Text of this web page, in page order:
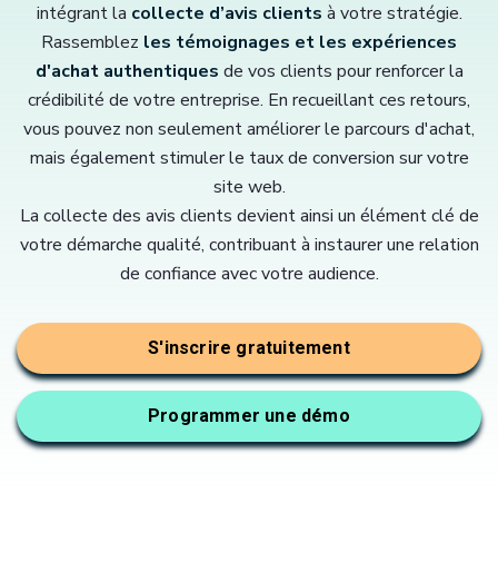
intégrant la collecte d’avis clients à votre stratégie.
Rassemblez les témoignages et les expériences
d'achat authentiques de vos clients pour renforcer la
crédibilité de votre entreprise. En recueillant ces retours,
vous pouvez non seulement améliorer le parcours d'achat,
mais également stimuler le taux de conversion sur votre
site web.
La collecte des avis clients devient ainsi un élément clé de
votre démarche qualité, contribuant à instaurer une relation
de confiance avec votre audience.
S'inscrire gratuitement
Programmer une démo